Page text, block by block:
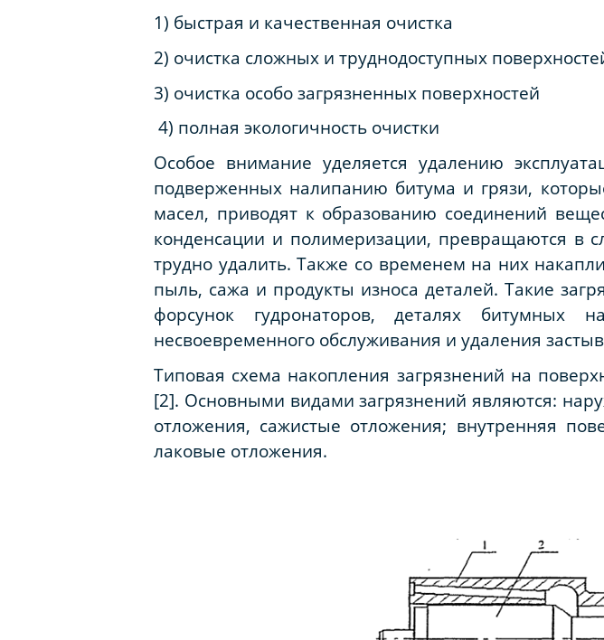
1) быстрая и качественная очистка
2) очистка сложных и труднодоступных
3) очистка особо загрязненных поверхностей
4) полная экологичность очистки
Особое внимание уделяется удалению
подверженных налипанию битума и грязи,
масел, приводят к образованию соединений
конденсации и полимеризации, превращаются в
трудно удалить. Также со временем на них
пыль, сажа и продукты износа деталей. Такие
форсунок гудронаторов, деталях битумных
несвоевременного обслуживания и удаления
Типовая схема накопления загрязнений на
[2]. Основными видами загрязнений являются:
отложения, сажистые отложения; внутренняя
лаковые отложения.